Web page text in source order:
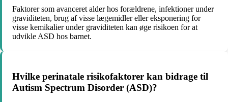
Faktorer som avanceret alder hos forældrene, infektioner under
graviditeten, brug af visse lægemidler eller eksponering for
visse kemikalier under graviditeten kan øge risikoen for at
udvikle ASD hos barnet.
Hvilke perinatale risikofaktorer kan bidrage til
Autism Spectrum Disorder (ASD)?